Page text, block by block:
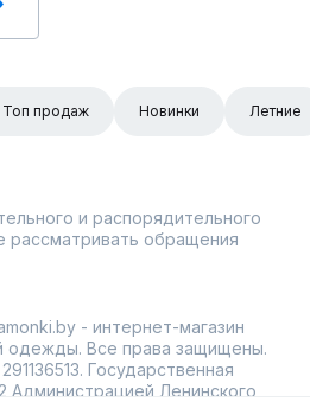
Топ продаж Новинки Летние
и распорядительного
рассматривать обращения
- интернет-магазин
одежды. Все права защищены.
Государственная
Администрацией Ленинского